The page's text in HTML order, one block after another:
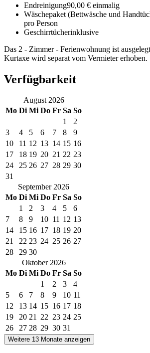
Endreinigung90,00 € einmalig
Wäschepaket (Bettwäsche und
pro Person
Geschirrtücherinklusive
Das 2 - Zimmer - Ferienwohnung ist
Kurtaxe wird separat vom Vermieter erhoben.
Verfügbarkeit
August 2026
Mo Di Mi Do Fr Sa So
1
2
3
4 5 6 7 8
9
10
11 12 13 14 15 16
17
18 19 20 21 22 23
24
25 26 27 28 29 30
31
September 2026
Mo Di Mi Do Fr Sa So
1
2 3 4 5
6
7
8 9 10 11 12 13
14
15 16 17 18 19 20
21
22 23 24 25 26 27
28
29 30
Oktober 2026
Mo Di Mi Do Fr Sa So
1
2 3
4
5
6 7 8 9 10 11
12
13 14 15 16 17 18
19
20 21 22 23 24 25
26
27 28 29 30 31
Weitere 13 Monate anzeigen